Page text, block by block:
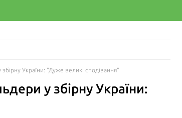
України: "Дуже великі сподівання"
у збірну України: